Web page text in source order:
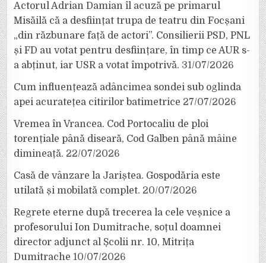
Actorul Adrian Damian îl acuză pe primarul
Misăilă că a desființat trupa de teatru din Focșani
„din răzbunare față de actori”. Consilierii PSD, PNL
și FD au votat pentru desființare, în timp ce AUR s-
a abținut, iar USR a votat împotrivă. 31/07/2026
Cum influențează adâncimea sondei sub oglinda
apei acuratețea citirilor batimetrice 27/07/2026
Vremea în Vrancea. Cod Portocaliu de ploi
torențiale până diseară, Cod Galben până mâine
dimineață. 22/07/2026
Casă de vânzare la Jariștea. Gospodăria este
utilată și mobilată complet. 20/07/2026
Regrete eterne după trecerea la cele veșnice a
profesorului Ion Dumitrache, soțul doamnei
director adjunct al Școlii nr. 10, Mitrița
Dumitrache 10/07/2026